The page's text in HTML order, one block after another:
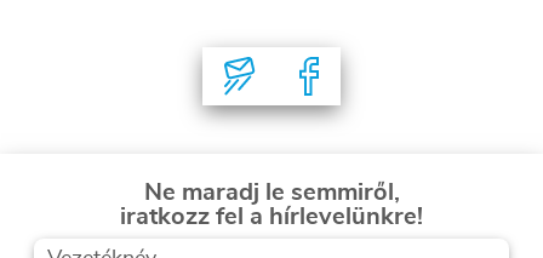
Ne maradj le semmiről,
iratkozz fel a hírlevelünkre!